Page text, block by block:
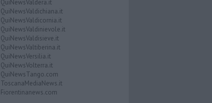
QuiNewsValdera.it
QuiNewsValdichiana.it
QuiNewsValdicornia.it
QuiNewsValdinievole.it
QuiNewsValdisieve.it
QuiNewsValtiberina.it
QuiNewsVersilia.it
QuiNewsVolterra.it
QuiNewsTango.com
ToscanaMediaNews.it
Fiorentinanews.com